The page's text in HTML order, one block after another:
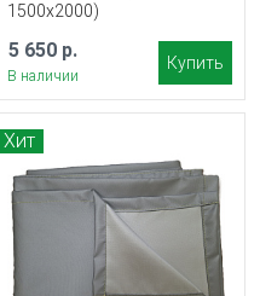
1500x2000)
5 650 р.
В наличии
Купить
Хит